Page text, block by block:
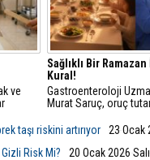
ve
için
Sağlıklı Bir
Kural!
Gastroenteroloji
Murat Saruç, oruç
önemli öneriler ve
taşı riskini artırıyor
23 Ocak
Risk Mi?
20 Ocak 2026